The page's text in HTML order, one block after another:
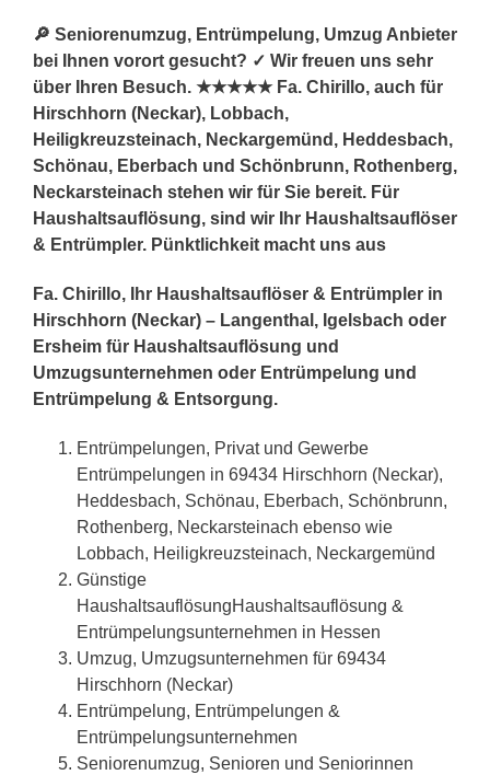
🔎 Seniorenumzug, Entrümpelung, Umzug Anbieter
bei Ihnen vorort gesucht? ✓ Wir freuen uns sehr
über Ihren Besuch. ★★★★★ Fa. Chirillo, auch für
Hirschhorn (Neckar), Lobbach,
Heiligkreuzsteinach, Neckargemünd, Heddesbach,
Schönau, Eberbach und Schönbrunn, Rothenberg,
Neckarsteinach stehen wir für Sie bereit. Für
Haushaltsauflösung, sind wir Ihr Haushaltsauflöser
& Entrümpler. Pünktlichkeit macht uns aus
Fa. Chirillo, Ihr Haushaltsauflöser & Entrümpler in
Hirschhorn (Neckar) – Langenthal, Igelsbach oder
Ersheim für Haushaltsauflösung und
Umzugsunternehmen oder Entrümpelung und
Entrümpelung & Entsorgung.
Entrümpelungen, Privat und Gewerbe
Entrümpelungen in 69434 Hirschhorn (Neckar),
Heddesbach, Schönau, Eberbach, Schönbrunn,
Rothenberg, Neckarsteinach ebenso wie
Lobbach, Heiligkreuzsteinach, Neckargemünd
Günstige
HaushaltsauflösungHaushaltsauflösung &
Entrümpelungsunternehmen in Hessen
Umzug, Umzugsunternehmen für 69434
Hirschhorn (Neckar)
Entrümpelung, Entrümpelungen &
Entrümpelungsunternehmen
Seniorenumzug, Senioren und Seniorinnen